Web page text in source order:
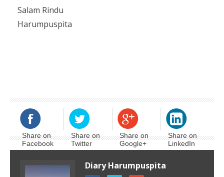
Salam Rindu
Harumpuspita
Share on
Facebook
Share on
Twitter
Share on
Google+
Share on
LinkedIn
Diary Harumpuspita